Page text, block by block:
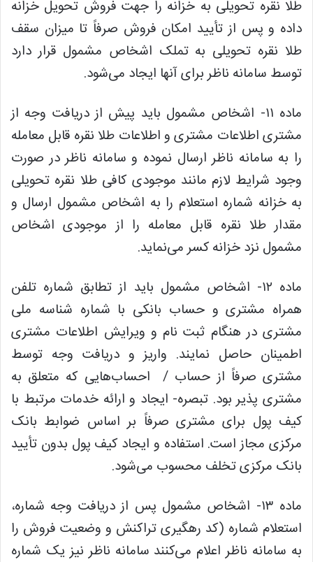
طلا نقره تحویلی به خزانه را جهت فروش تحویل خزانه
داده و پس از تأیید امکان فروش صرفاً تا میزان سقف
طلا نقره تحویلی به تملک اشخاص مشمول قرار دارد
توسط سامانه ناظر برای آنها ایجاد می‌شود.
ماده ۱۱- اشخاص مشمول باید پیش از دریافت وجه از
مشتری اطلاعات مشتری و اطلاعات طلا نقره قابل معامله
را به سامانه ناظر ارسال نموده و سامانه ناظر در صورت
وجود شرایط لازم مانند موجودی کافی طلا نقره تحویلی
به خزانه شماره استعلام را به اشخاص مشمول ارسال و
مقدار طلا نقره قابل معامله را از موجودی اشخاص
مشمول نزد خزانه کسر می‌نماید.
ماده ۱۲- اشخاص مشمول باید از تطابق شماره تلفن
همراه مشتری و حساب بانکی با شماره شناسه ملی
مشتری در هنگام ثبت نام و ویرایش اطلاعات مشتری
اطمینان حاصل نمایند. واریز و دریافت وجه توسط
مشتری صرفاً از حساب / ‏‬ احساب‌هایی که متعلق به
مشتری پذیر بود. تبصره- ایجاد و ارائه خدمات مرتبط با
کیف پول برای مشتری صرفاً بر اساس ضوابط بانک
مرکزی مجاز است. استفاده و ایجاد کیف پول بدون تأیید
بانک مرکزی تخلف محسوب می‌شود.
ماده ۱۳- اشخاص مشمول پس از دریافت وجه شماره،
استعلام شماره (کد رهگیری تراکنش و وضعیت فروش را
به سامانه ناظر اعلام می‌کنند سامانه ناظر نیز یک شماره